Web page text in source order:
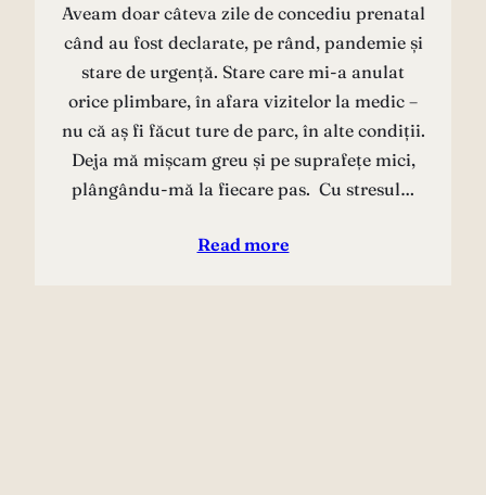
Aveam doar câteva zile de concediu prenatal
când au fost declarate, pe rând, pandemie și
stare de urgență. Stare care mi-a anulat
orice plimbare, în afara vizitelor la medic –
nu că aș fi făcut ture de parc, în alte condiții.
Deja mă mișcam greu și pe suprafețe mici,
plângându-mă la fiecare pas. Cu stresul…
Read more